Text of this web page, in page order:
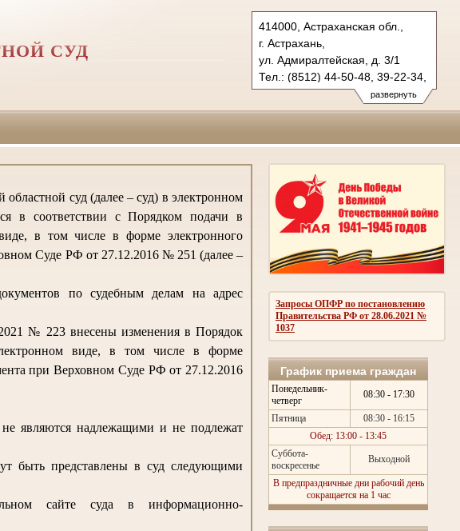
развернуть
414000, Астраханская обл.,
г. Астрахань,
ул. Адмиралтейская, д. 3/1
Тел.: (8512) 44-50-48, 39-22-34,
39-53-07
oblsud.ast@sudrf.ru
СУД
Запросы ОПФР по постановлению
Правительства РФ от 28.06.2021 №
1037
График приема граждан
Понедельник-
четверг
08:30 - 17:30
Пятница
08:30 - 16:15
Обед: 13:00 - 13:45
Суббота-
воскресенье
Выходной
В предпраздничные дни рабочий день
сокращается на 1 час
суд (далее – суд) в электронном
в соответствии с Порядком подачи в
в том числе в форме электронного
Суде РФ от 27.12.2016 № 251 (далее –
по судебным делам на адрес
№ 223 внесены изменения в Порядок
виде, в том числе в форме
при Верховном Суде РФ от 27.12.2016
являются надлежащими и не подлежат
быть представлены в суд следующими
сайте суда в информационно-